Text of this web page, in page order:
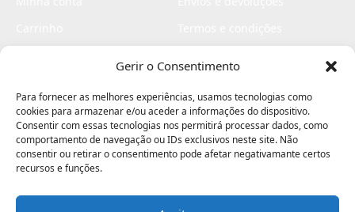
Gerir o Consentimento
Para fornecer as melhores experiências, usamos tecnologias como
cookies para armazenar e/ou aceder a informações do dispositivo.
Consentir com essas tecnologias nos permitirá processar dados, como
comportamento de navegação ou IDs exclusivos neste site. Não
consentir ou retirar o consentimento pode afetar negativamante certos
recursos e funções.
Livro de elogios